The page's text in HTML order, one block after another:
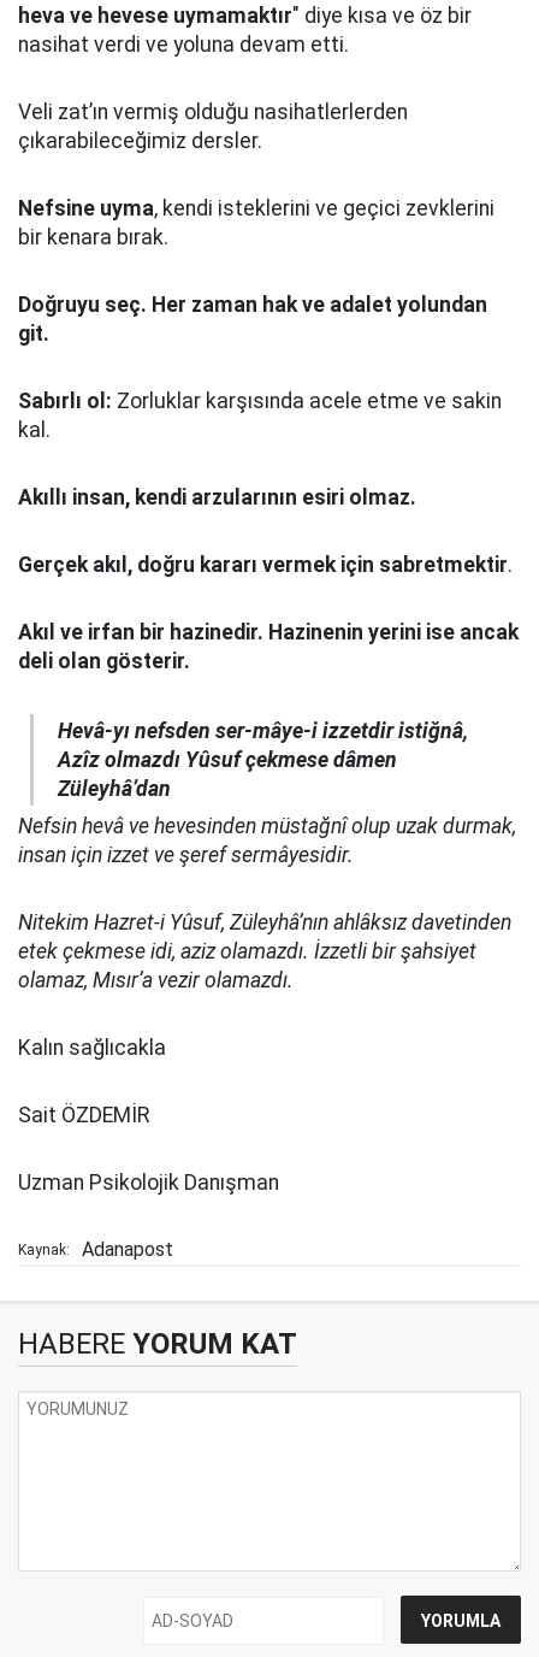
heva ve hevese uymamaktır" diye kısa ve öz bir
nasihat verdi ve yoluna devam etti.
Veli zat’ın vermiş olduğu nasihatlerlerden
çıkarabileceğimiz dersler.
Nefsine uyma, kendi isteklerini ve geçici zevklerini
bir kenara bırak.
Doğruyu seç. Her zaman hak ve adalet yolundan
git.
Sabırlı ol: Zorluklar karşısında acele etme ve sakin
kal.
Akıllı insan, kendi arzularının esiri olmaz.
Gerçek akıl, doğru kararı vermek için sabretmektir.
Akıl ve irfan bir hazinedir. Hazinenin yerini ise ancak
deli olan gösterir.
Hevâ-yı nefsden ser-mâye-i izzetdir istiğnâ,
Azîz olmazdı Yûsuf çekmese dâmen
Züleyhâ’dan
Nefsin hevâ ve hevesinden müstağnî olup uzak durmak,
insan için izzet ve şeref sermâyesidir.
Nitekim Hazret-i Yûsuf, Züleyhâ’nın ahlâksız davetinden
etek çekmese idi, aziz olamazdı. İzzetli bir şahsiyet
olamaz, Mısır’a vezir olamazdı.
Kalın sağlıcakla
Sait ÖZDEMİR
Uzman Psikolojik Danışman
Kaynak: Adanapost
HABERE YORUM KAT